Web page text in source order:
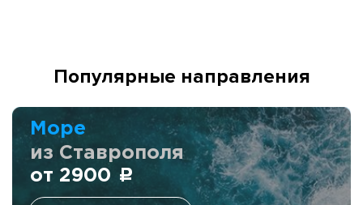
Популярные направления
Море
из Ставрополя
от 2900 c